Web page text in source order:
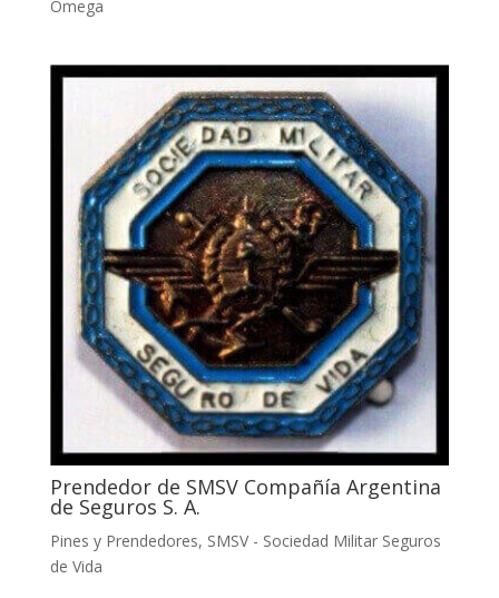
Omega
Prendedor de SMSV Compañía Argentina
de Seguros S. A.
Pines y Prendedores, SMSV - Sociedad Militar Seguros
de Vida